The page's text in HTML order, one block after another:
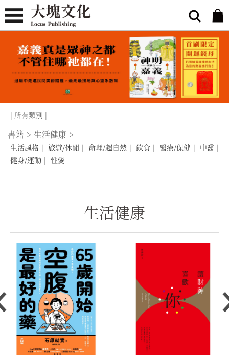
| 所有類別 |
書籍 > 生活健康 >
生活風格 | 旅遊/休閒 | 命理/超自然 | 飲食 | 醫療/保健 | 中醫 |
健身/運動 | 性愛
生活健康